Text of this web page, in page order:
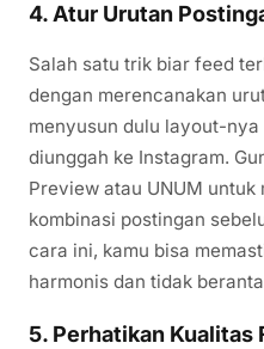
4. Atur Urutan
Salah satu trik biar feed
dengan merencanakan
menyusun dulu layout-
diunggah ke Instagram.
Preview atau UNUM untuk
kombinasi postingan
cara ini, kamu bisa
harmonis dan tidak
5. Perhatikan Kualitas